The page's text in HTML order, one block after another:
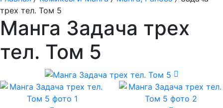
трех тел. Том 5
Манга Задача трех
тел. Том 5